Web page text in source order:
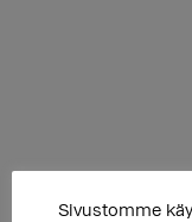
Sivustomme